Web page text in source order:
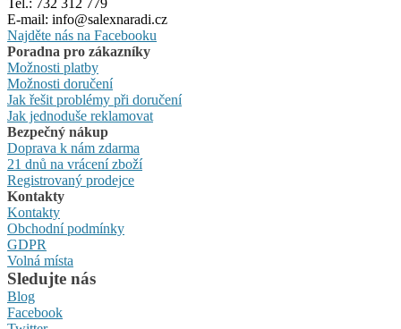
Tel.: 732 312 779
E-mail: info@salexnaradi.cz
Najděte nás na Facebooku
Poradna pro zákazníky
Možnosti platby
Možnosti doručení
Jak řešit problémy při doručení
Jak jednoduše reklamovat
Bezpečný nákup
Doprava k nám zdarma
21 dnů na vrácení zboží
Registrovaný prodejce
Kontakty
Kontakty
Obchodní podmínky
GDPR
Volná místa
Sledujte nás
Blog
Facebook